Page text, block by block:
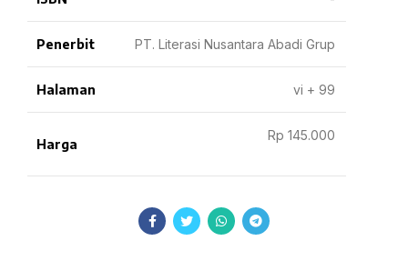
Penerbit PT. Literasi Nusantara Abadi Grup
Halaman vi + 99
Harga
Rp 145.000